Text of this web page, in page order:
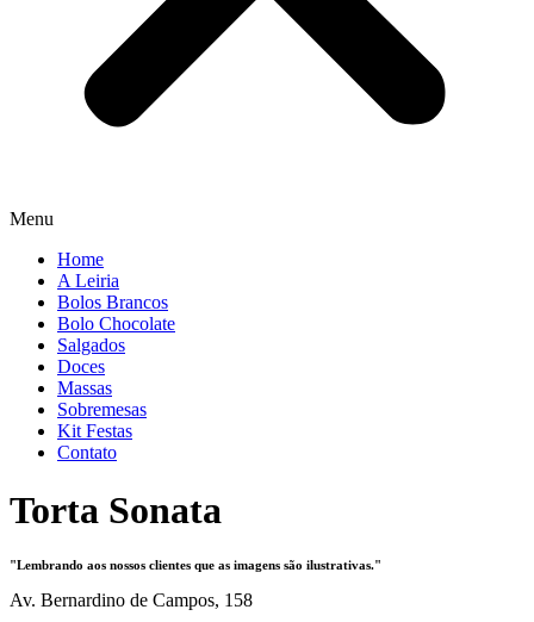
Menu
Home
A Leiria
Bolos Brancos
Bolo Chocolate
Salgados
Doces
Massas
Sobremesas
Kit Festas
Contato
Torta Sonata
"Lembrando aos nossos clientes que as imagens são ilustrativas."
Av. Bernardino de Campos, 158